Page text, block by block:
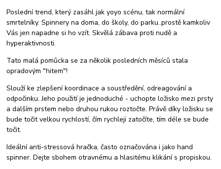
Poslední trend, který zasáhl jak yoyo scénu, tak normální
smrtelníky. Spinnery na doma, do školy, do parku..prostě kamkoliv
Vás jen napadne si ho vzít. Skvělá zábava proti nudě a
hyperaktivnosti.
Tato malá pomůcka se za několik posledních měsíců stala
opradovým "hitem"!
Slouží ke zlepšení koordinace a soustředění, odreagování a
odpočinku. Jeho použití je jednoduché - uchopte ložisko mezi prsty
a dalším prstem nebo druhou rukou roztočte. Právě díky ložisku se
bude točit velkou rychlostí, čím rychleji zatočíte, tím déle se bude
točit.
Ideální anti-stressová hračka, často označována i jako hand
spinner. Dejte sbohem otravnému a hlasitému klikání s propiskou.